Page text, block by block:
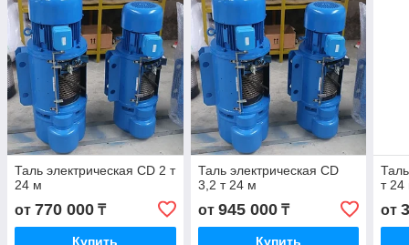
Таль электрическая CD 2 т
24 м
от 770 000 ₸
Купить
Таль электрическая CD
3,2 т 24 м
от 945 000₸
Купить
т 24
от